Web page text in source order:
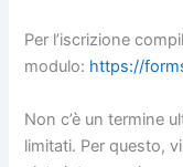
Per l’iscrizione
modulo: https://
Non c’è un termine
limitati. Per questo,